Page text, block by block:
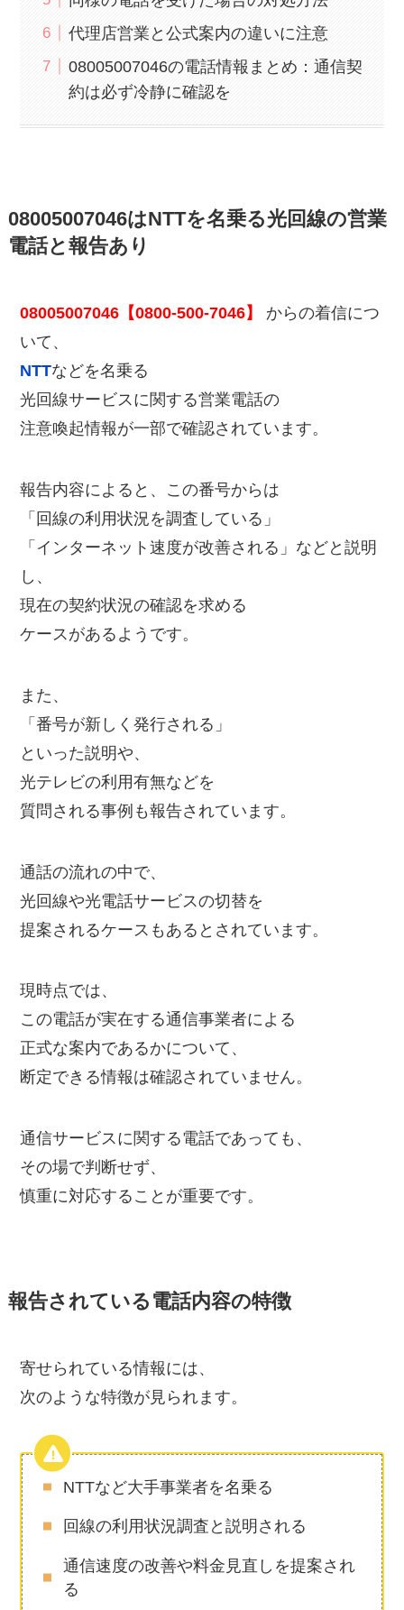
代理店営業と公式案内の違いに注意
08005007046の電話情報まとめ：通信契
約は必ず冷静に確認を
08005007046はNTTを名乗る光回線の営業
電話と報告あり
08005007046【0800-500-7046】
からの着信につ
いて、
NTTなどを名乗る
光回線サービスに関する営業電話の
注意喚起情報が一部で確認されています。
報告内容によると、この番号からは
「回線の利用状況を調査している」
「インターネット速度が改善される」などと説明
し、
現在の契約状況の確認を求める
ケースがあるようです。
また、
「番号が新しく発行される」
といった説明や、
光テレビの利用有無などを
質問される事例も報告されています。
通話の流れの中で、
光回線や光電話サービスの切替を
提案されるケースもあるとされています。
現時点では、
この電話が実在する通信事業者による
正式な案内であるかについて、
断定できる情報は確認されていません。
通信サービスに関する電話であっても、
その場で判断せず、
慎重に対応することが重要です。
報告されている電話内容の特徴
寄せられている情報には、
次のような特徴が見られます。
NTTなど大手事業者を名乗る
回線の利用状況調査と説明される
通信速度の改善や料金見直しを提案され
る